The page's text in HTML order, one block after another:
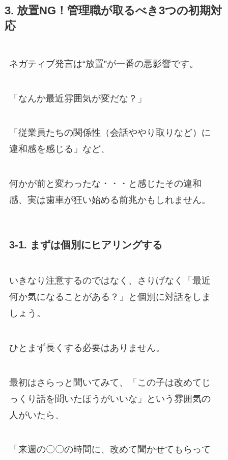
3. 放置NG！管理職が取るべき3つの初期対
応
ネガティブ発言は“放置”が一番の悪影響です。
「なんか最近雰囲気が変だな？」
「従業員たちの関係性（会話ややり取りなど）に
違和感を感じる」など、
何かが前と変わったな・・・と感じたその違和
感、実は歯車が狂い始める前兆かもしれません。
3-1. まずは個別にヒアリングする
いきなり注意するのではなく、さりげなく「最近
何か気になることがある？」と個別に対話をしま
しょう。
ひとまず長くする必要はありません。
最初はさらっと聞いてみて、「この子は改めてじ
っくり話を聞いたほうがいいな」という雰囲気の
人がいたら、
「来週の〇〇の時間に、改めて聞かせてもらって